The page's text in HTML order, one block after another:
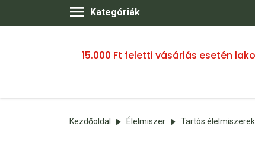
Kategóriák
15.000 Ft feletti vásárlás esetén
Kezdőoldal Élelmiszer Tartós élelmiszerek